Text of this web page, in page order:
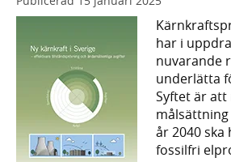
har i
nuvarande
underlätta
Syftet är att
år 2040 ska
fossilfri